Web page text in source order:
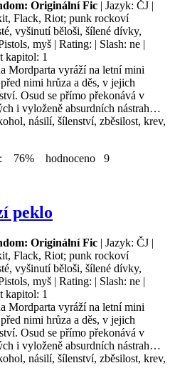
Originální Fic | Jazyk: ČJ |
Flack, Riot; punk rockoví
vyšinutí běloši, šílené dívky,
myš | Rating: | Slash: ne |
kapitol: 1
Mordparta vyráží na letní mini
nimi hrůza a děs, v jejich
Osud se přímo překonává v
i vyloženě absurdních nástrah…
násilí, šílenství, zběsilost, krev,
76% hodnoceno 9
peklo
Originální Fic | Jazyk: ČJ |
Flack, Riot; punk rockoví
vyšinutí běloši, šílené dívky,
myš | Rating: | Slash: ne |
kapitol: 1
Mordparta vyráží na letní mini
nimi hrůza a děs, v jejich
Osud se přímo překonává v
i vyloženě absurdních nástrah…
násilí, šílenství, zběsilost, krev,